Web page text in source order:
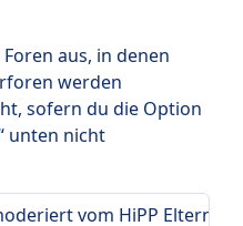
aus, in denen
werden
sofern du die Option
unten nicht